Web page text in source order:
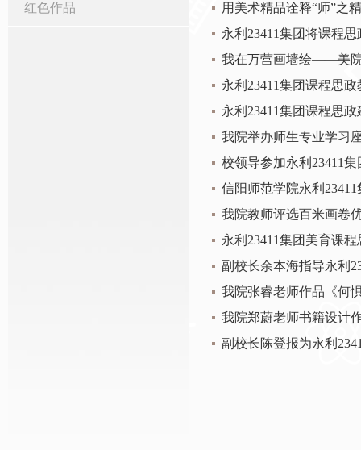
红色作品
用美术精品诠释“师”之
永利23411集团将课程
我在万营画墙绘——美院
永利23411集团课程思
永利23411集团课程思
我院举办师生专业学习
校领导参加永利23411
信阳师范学院永利
我院教师评选百米画卷
永利23411集团美育课
副校长余本海指导永利
我院张睿老师作品《何
副校长陈登报为永利